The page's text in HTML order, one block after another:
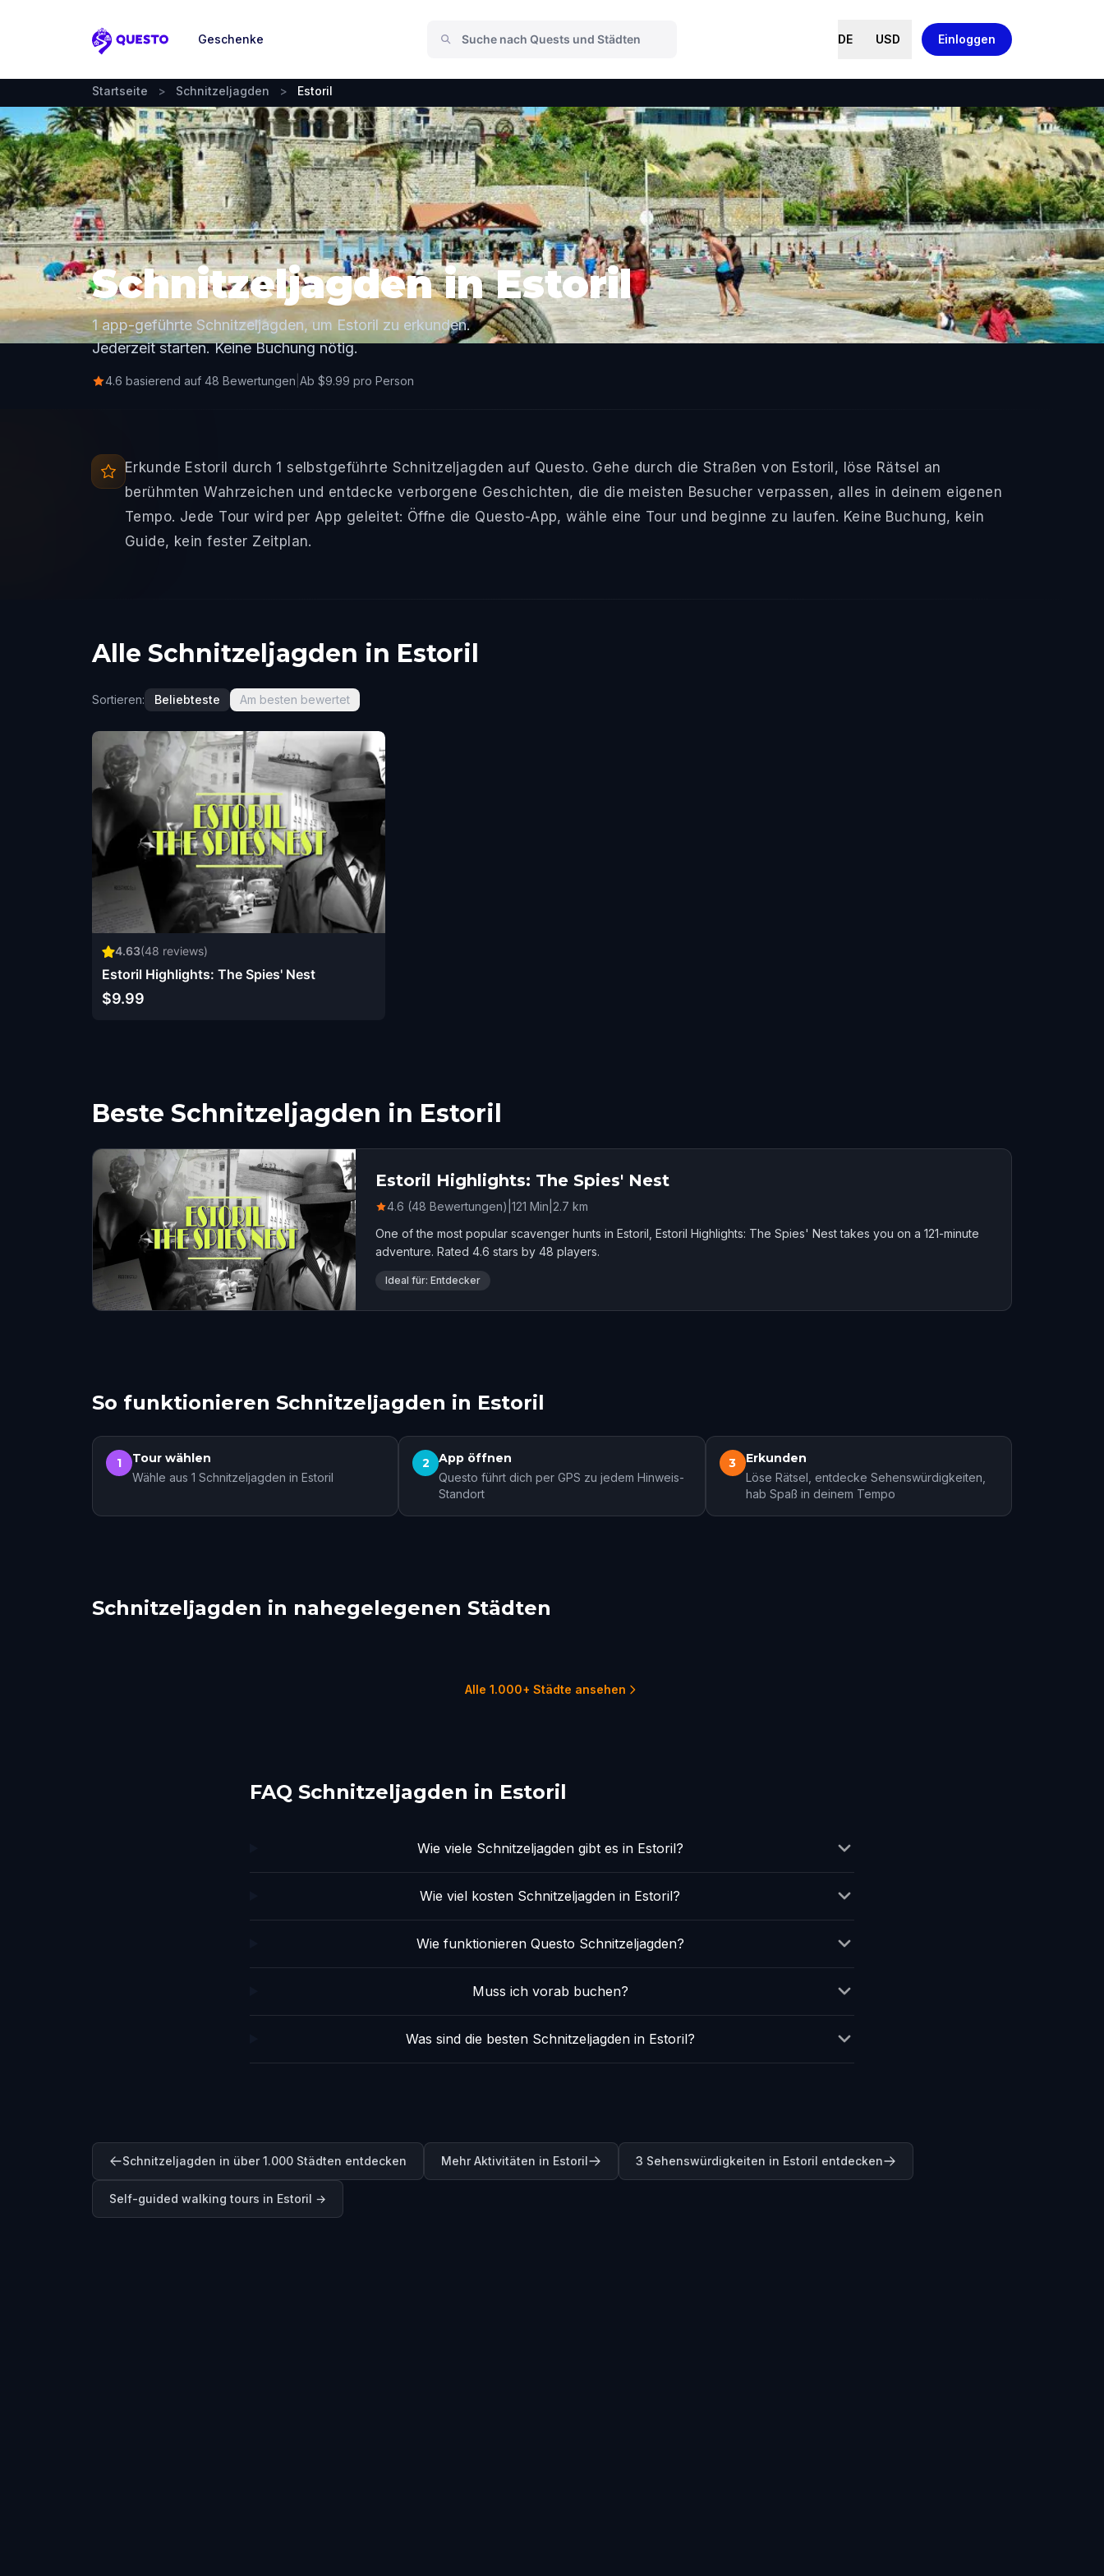
Questo
Geschenke DE USD Einloggen
Startseite > Schnitzeljagden > Estoril
Schnitzeljagden in Estoril
1 app-geführte Schnitzeljagden, um Estoril zu erkunden.
Jederzeit starten. Keine Buchung nötig.
4.6 basierend auf 48 Bewertungen Ab $9.99 pro Person
Erkunde Estoril durch 1 selbstgeführte Schnitzeljagden auf Questo. Gehe durch die Straßen von Estoril, löse Rätsel an
berühmten Wahrzeichen und entdecke verborgene Geschichten, die die meisten Besucher verpassen, alles in deinem eigenen
Tempo. Jede Tour wird per App geleitet: Öffne die Questo-App, wähle eine Tour und beginne zu laufen. Keine Buchung, kein
Guide, kein fester Zeitplan.
Alle Schnitzeljagden in Estoril
Sortieren: Beliebteste Am besten bewertet
4.63(48 reviews)
Estoril Highlights: The Spies' Nest
$9.99
Beste Schnitzeljagden in Estoril
Estoril Highlights: The Spies' Nest
4.6 (48 Bewertungen) 121 Min 2.7 km
One of the most popular scavenger hunts in Estoril, Estoril Highlights: The Spies' Nest takes you on a 121-minute
adventure. Rated 4.6 stars by 48 players.
Ideal für: Entdecker
So funktionieren Schnitzeljagden in Estoril
1 Tour wählen
Wähle aus 1 Schnitzeljagden in Estoril
2 App öffnen
Questo führt dich per GPS zu jedem Hinweis-
Standort
3 Erkunden
Löse Rätsel, entdecke Sehenswürdigkeiten,
hab Spaß in deinem Tempo
Schnitzeljagden in nahegelegenen Städten
Lisbon
Alle 1.000+ Städte ansehen
FAQ Schnitzeljagden in Estoril
Wie viele Schnitzeljagden gibt es in Estoril?
Wie viel kosten Schnitzeljagden in Estoril?
Wie funktionieren Questo Schnitzeljagden?
Muss ich vorab buchen?
Was sind die besten Schnitzeljagden in Estoril?
Schnitzeljagden in über 1.000 Städten entdecken Mehr Aktivitäten in Estoril 3 Sehenswürdigkeiten in Estoril entdecken
Self-guided walking tours in Estoril →